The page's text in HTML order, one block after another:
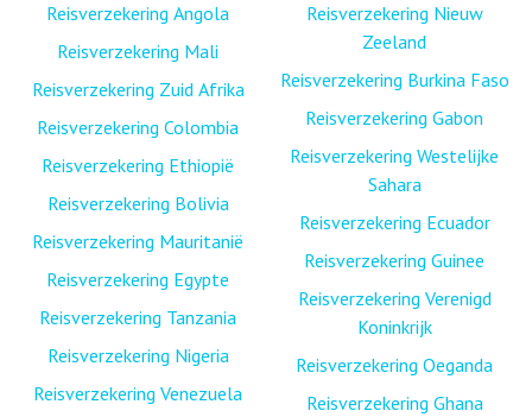
Reisverzekering Angola
Reisverzekering Mali
Reisverzekering Zuid Afrika
Reisverzekering Colombia
Reisverzekering Ethiopië
Reisverzekering Bolivia
Reisverzekering Mauritanië
Reisverzekering Egypte
Reisverzekering Tanzania
Reisverzekering Nigeria
Reisverzekering Venezuela
Reisverzekering Nieuw
Zeeland
Reisverzekering Burkina Faso
Reisverzekering Gabon
Reisverzekering Westelijke
Sahara
Reisverzekering Ecuador
Reisverzekering Guinee
Reisverzekering Verenigd
Koninkrijk
Reisverzekering Oeganda
Reisverzekering Ghana